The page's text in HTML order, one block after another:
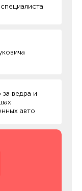
ведра и
авто